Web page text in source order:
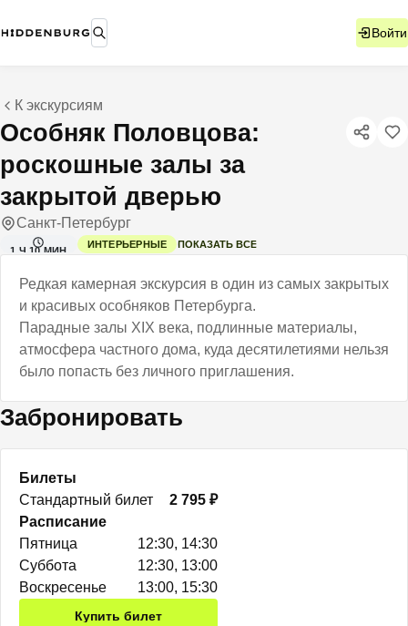
Войти
К экскурсиям
Особняк Половцова:
роскошные залы за
закрытой дверью
Санкт-Петербург
1 Ч 10 МИН
ИНТЕРЬЕРНЫЕ ПОКАЗАТЬ ВСЕ
Редкая камерная экскурсия в один из самых закрытых
и красивых особняков Петербурга.
Парадные залы XIX века, подлинные материалы,
атмосфера частного дома, куда десятилетиями нельзя
было попасть без личного приглашения.
Забронировать
Билеты
Стандартный билет
2 795 ₽
Расписание
Пятница
12:30, 14:30
Суббота
12:30, 13:00
Воскресенье
13:00, 15:30
Купить билет